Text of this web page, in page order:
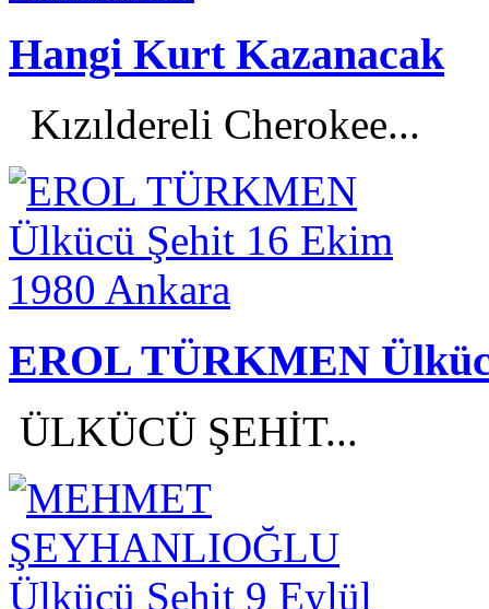
Hangi Kurt Kazanacak
Kızıldereli Cherokee...
EROL TÜRKMEN
ÜLKÜCÜ ŞEHİT...